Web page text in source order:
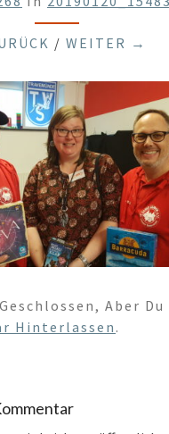
/ WEITER →
Aber
Hinterlassen .